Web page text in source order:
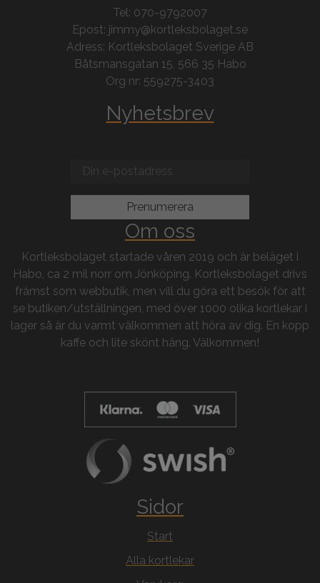
Tel: 070-9792007
Epost: jimmy@kortleksbolaget.se
Adress: Kortleksbolaget Sverige AB
Båtsmansgatan 15, 566 35 Habo
Org nr: 559275-3403
Nyhetsbrev
Om oss
Kortleksbolaget startade våren 2019 och är beläget i
Habo, ca 2 mil norr om Jönköping. Kortleksbolaget drivs
främst som webbutik, men vill du göra ett besök för att
se butiken/utställningen, med över 1000 olika kortlekar i
lager så är du varmt välkommen att höra av dig. En kopp
kaffe och lite skönt häng. Välkommen!
Sidor
Start
Alla kortlekar